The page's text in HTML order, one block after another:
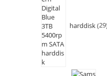
harddisk 29